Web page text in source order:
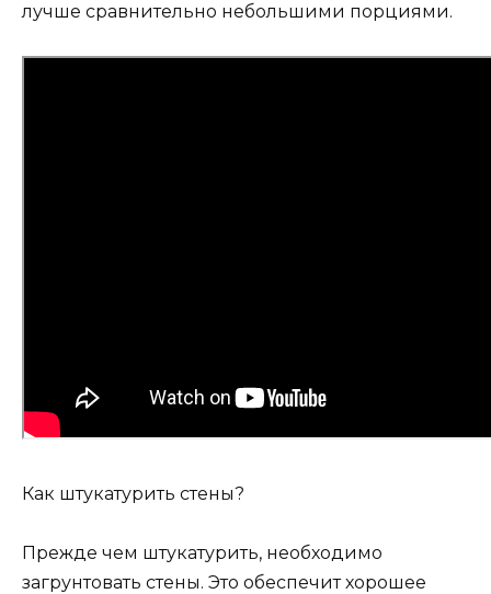
лучше сравнительно небольшими порциями.
Как штукатурить стены?
Прежде чем штукатурить, необходимо
загрунтовать стены. Это обеспечит хорошее